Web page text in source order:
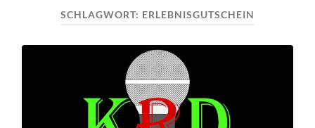
SCHLAGWORT: ERLEBNISGUTSCHEIN